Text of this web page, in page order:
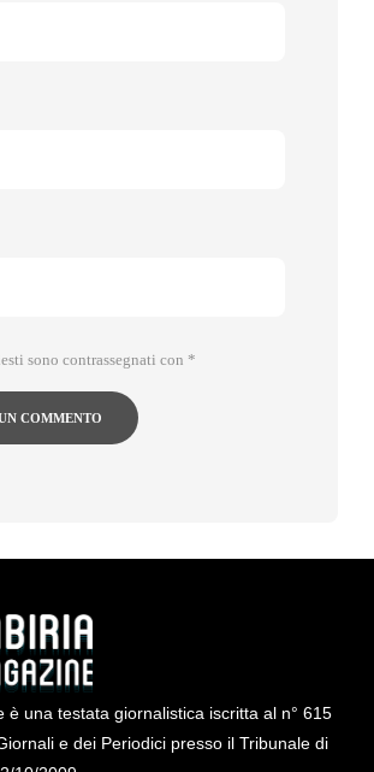
sono contrassegnati con *
è una testata giornalistica iscritta al n° 615
e dei Periodici presso il Tribunale di